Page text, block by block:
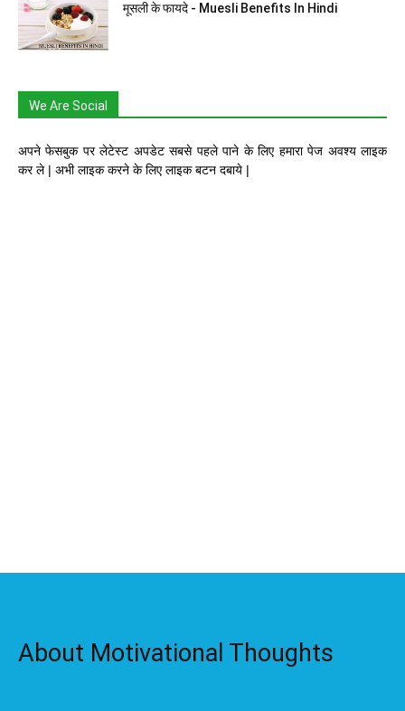
मूसली के फायदे - Muesli Benefits In Hindi
We Are Social
अपने फेसबुक पर लेटेस्ट अपडेट सबसे पहले पाने के लिए हमारा पेज अवश्य लाइक
कर ले | अभी लाइक करने के लिए लाइक बटन दबाये |
About Motivational Thoughts